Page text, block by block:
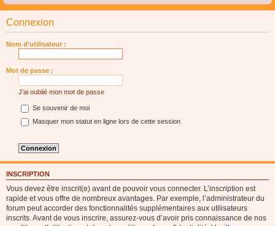
Connexion
Nom d’utilisateur :
Mot de passe :
J’ai oublié mon mot de passe
Se souvenir de moi
Masquer mon statut en ligne lors de cette session
INSCRIPTION
Vous devez être inscrit(e) avant de pouvoir vous connecter. L’inscription est
rapide et vous offre de nombreux avantages. Par exemple, l’administrateur du
forum peut accorder des fonctionnalités supplémentaires aux utilisateurs
inscrits. Avant de vous inscrire, assurez-vous d’avoir pris connaissance de nos